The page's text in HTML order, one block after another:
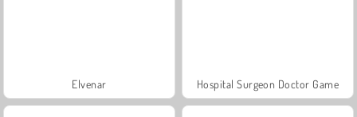
Elvenar Hospital Surgeon Doctor Game